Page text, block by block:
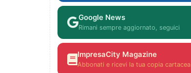
Google News
Rimani sempre aggiornato, seguici
ImpresaCity Magazine
Abbonati e ricevi la tua copia cartacea